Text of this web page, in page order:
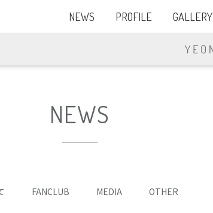
NEWS PROFILE GALLERY
NEWS
FANCLUB MEDIA OTHER